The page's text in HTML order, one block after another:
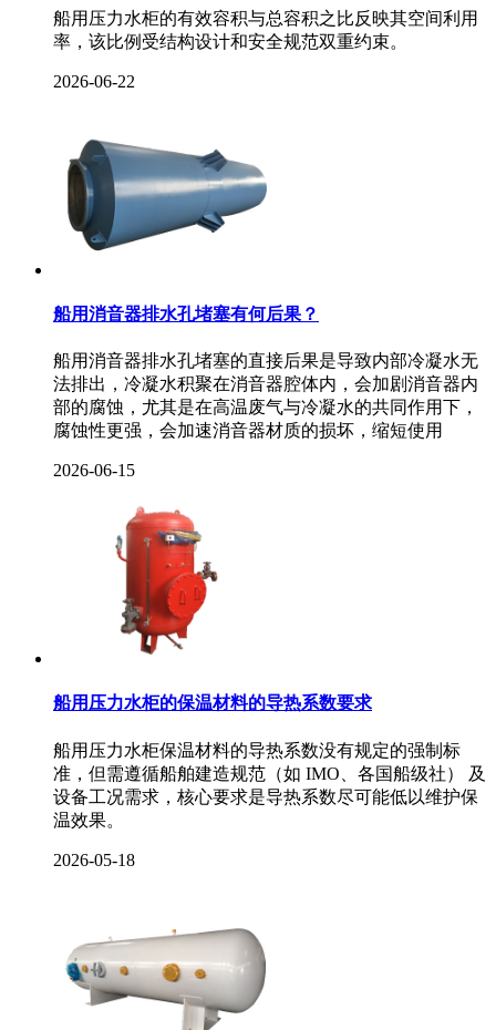
船用压力水柜的有效容积与总容积之比反映其空间利用
率，该比例受结构设计和安全规范双重约束。
2026-06-22
船用消音器排水孔堵塞有何后果？
船用消音器排水孔堵塞的直接后果是导致内部冷凝水无
法排出，冷凝水积聚在消音器腔体内，会加剧消音器内
部的腐蚀，尤其是在高温废气与冷凝水的共同作用下，
腐蚀性更强，会加速消音器材质的损坏，缩短使用
2026-06-15
船用压力水柜的保温材料的导热系数要求
船用压力水柜保温材料的导热系数没有规定的强制标
准，但需遵循船舶建造规范（如 IMO、各国船级社） 及
设备工况需求，核心要求是导热系数尽可能低以维护保
温效果。
2026-05-18